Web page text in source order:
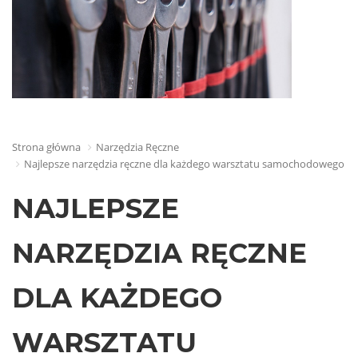
Strona główna
Narzędzia Ręczne
Najlepsze narzędzia ręczne dla każdego warsztatu samochodowego
NAJLEPSZE
NARZĘDZIA RĘCZNE
DLA KAŻDEGO
WARSZTATU